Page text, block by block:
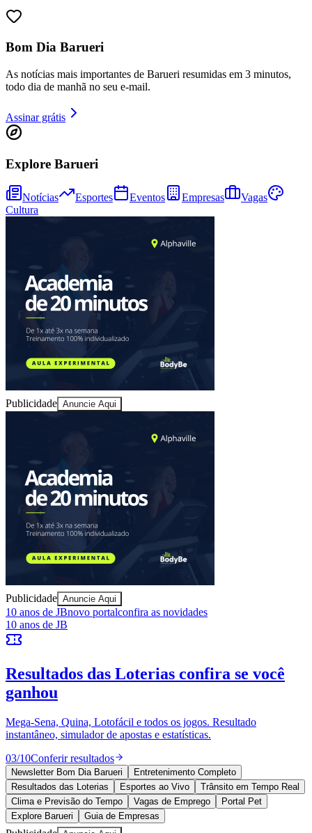
Ceará
Goiás
Bom Dia Barueri
As notícias mais importantes de Barueri resumidas em 3 minutos,
todo dia de manhã no seu e-mail.
Assinar grátis
Explore Barueri
Notícias Esportes Eventos Empresas
Vagas
Cultura
Publicidade Anuncie Aqui
Publicidade Anuncie Aqui
10 anos de JBnovo portalconfira as novidades
10 anos de JB
Resultados das Loterias confira se você
ganhou
Mega-Sena, Quina, Lotofácil e todos os jogos. Resultado
instantâneo, simulador de apostas e estatísticas.
03/10Conferir resultados
Newsletter Bom Dia Barueri
Entretenimento Completo
Resultados das Loterias
Esportes ao Vivo
Trânsito em Tempo Real
Clima e Previsão do Tempo
Vagas de Emprego
Portal Pet
Explore Barueri
Guia de Empresas